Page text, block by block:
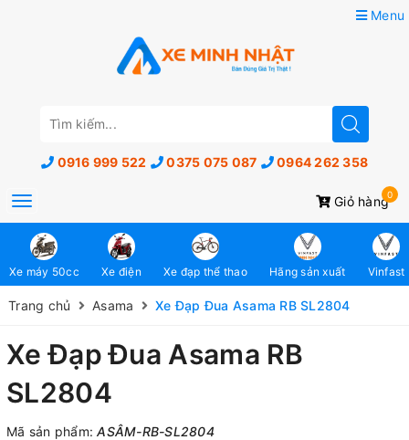
Menu
0916 999 522 0375 075 087 0964 262 358
Giỏ hàng0
Toggle
navigation
Xe máy 50cc Xe điện Xe đạp thể thao Hãng sản xuất Vinfast
Trang chủ Asama Xe Đạp Đua Asama RB SL2804
Xe Đạp Đua Asama RB
SL2804
Mã sản phẩm:ASÂM-RB-SL2804